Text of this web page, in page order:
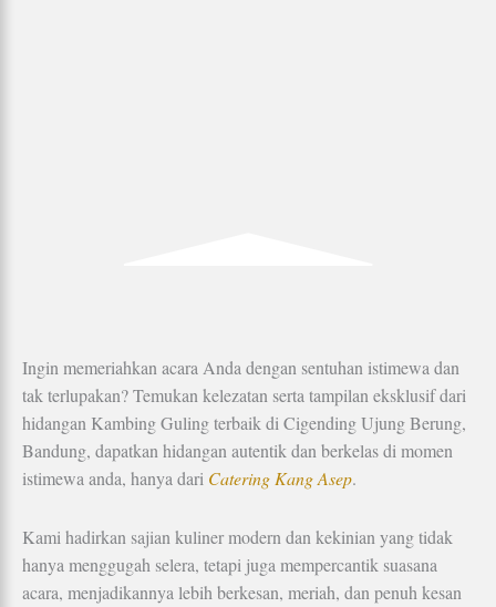
Ingin memeriahkan acara Anda dengan sentuhan istimewa dan
tak terlupakan? Temukan kelezatan serta tampilan eksklusif dari
hidangan Kambing Guling terbaik di Cigending Ujung Berung,
Bandung, dapatkan hidangan autentik dan berkelas di momen
istimewa anda, hanya dari Catering Kang Asep.
Kami hadirkan sajian kuliner modern dan kekinian yang tidak
hanya menggugah selera, tetapi juga mempercantik suasana
acara, menjadikannya lebih berkesan, meriah, dan penuh kesan